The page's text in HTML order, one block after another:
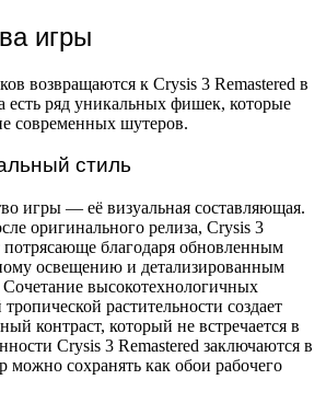
игры
возвращаются к Crysis 3 Remastered в
есть ряд уникальных фишек, которые
современных шутеров.
стиль
игры — её визуальная составляющая.
оригинального релиза, Crysis 3
потрясающе благодаря обновленным
освещению и детализированным
высокотехнологичных
растительности создает
контраст, который не встречается в
Crysis 3 Remastered заключаются в
можно сохранять как обои рабочего